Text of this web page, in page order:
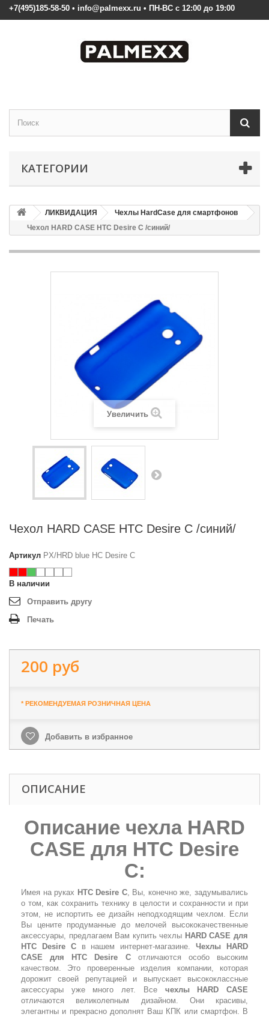
+7(495)185-58-50 • info@palmexx.ru • ПН-ВС с 12:00 до 19:00
КАТЕГОРИИ
ЛИКВИДАЦИЯ
Чехлы HardCase для смартфонов
Чехол HARD CASE HTC Desire C /синий/
Увеличить
Чехол HARD CASE HTC Desire C /синий/
Артикул PX/HRD blue HC Desire C
В наличии
Отправить другу
Печать
200 руб
* РЕКОМЕНДУЕМАЯ РОЗНИЧНАЯ ЦЕНА
Добавить в избранное
ОПИСАНИЕ
Описание чехла HARD
CASE для HTC Desire
C:
Имея на руках HTC Desire C, Вы, конечно же, задумывались
о том, как сохранить технику в целости и сохранности и при
этом, не испортить ее дизайн неподходящим чехлом. Если
Вы цените продуманные до мелочей высококачественные
аксессуары, предлагаем Вам купить чехлы HARD CASE для
HTC Desire Cв нашем интернет-магазине.Чехлы HARD
CASE для HTC Desire Cотличаются особо высоким
качеством. Это проверенные изделия компании, которая
дорожит своей репутацией и выпускает высококлассные
аксессуары уже много лет. Все чехлы HARD CASE
отличаются великолепным дизайном. Они красивы,
элегантны и прекрасно дополнят Ваш КПК или смартфон. В